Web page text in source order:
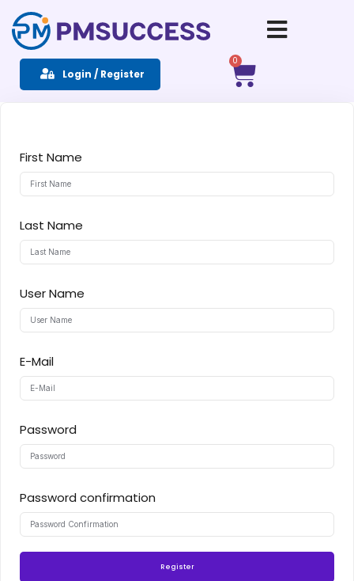
Login / Register
0
First Name
Last Name
User Name
E-Mail
Password
Password confirmation
Register
Sign in Sign up
Sign in